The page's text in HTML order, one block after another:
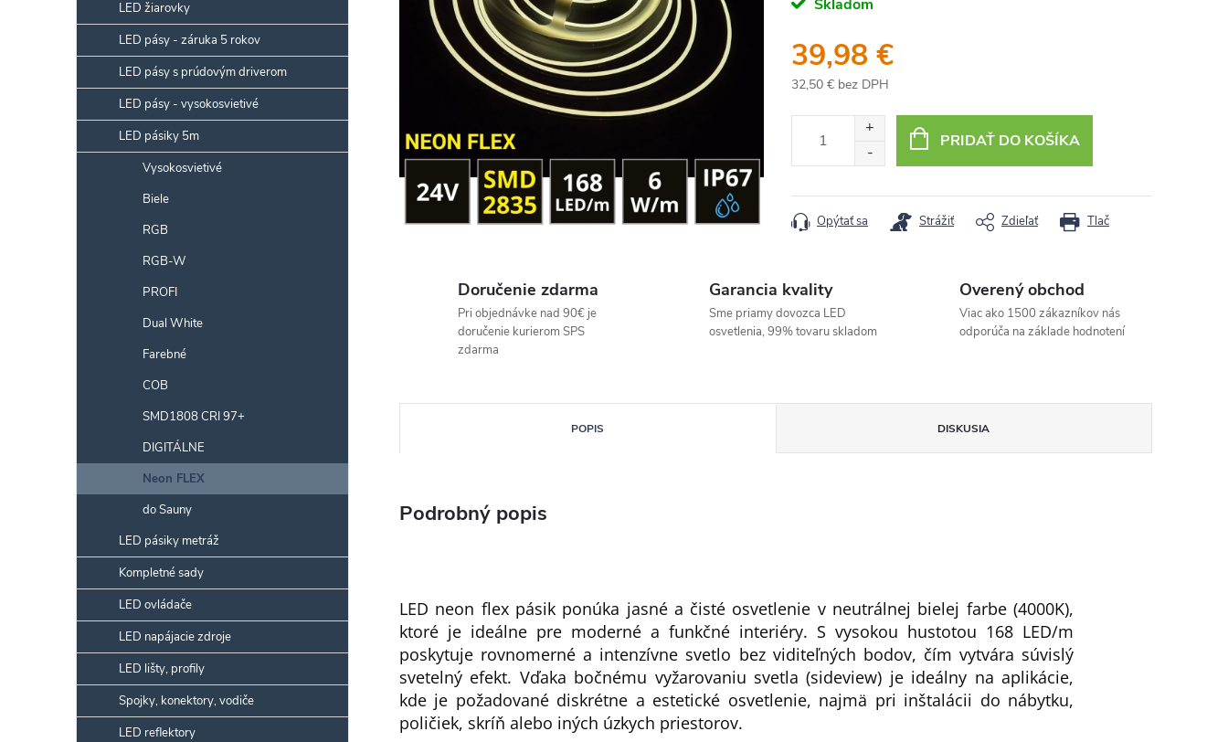
a
n
e
LED žiarovky
LED pásy - záruka 5 rokov
LED pásy s prúdovým driverom
LED pásy - vysokosvietivé
LED pásiky 5m
Vysokosvietivé
Biele
RGB
RGB-W
PROFI
Dual White
Farebné
COB
SMD1808 CRI 97+
DIGITÁLNE
Neon FLEX
do Sauny
LED pásiky metráž
Kompletné sady
LED ovládače
LED napájacie zdroje
LED lišty, profily
Spojky, konektory, vodiče
LED reflektory
Skladom
39,98 €
32,50 € bez DPH
cena:
PRIDAŤ DO KOŠÍKA
Tlač
Opýtať sa Strážiť Zdieľať
Doručenie zdarma
Pri objednávke nad 90€ je
doručenie kurierom SPS
zdarma
Garancia kvality
Sme priamy dovozca LED
osvetlenia, 99% tovaru skladom
Overený obchod
Viac ako 1500 zákazníkov nás
odporúča na základe hodnotení
POPIS DISKUSIA
Podrobný popis
LED neon flex pásik ponúka jasné a čisté osvetlenie v neutrálnej bielej farbe (4000K),
ktoré je ideálne pre moderné a funkčné interiéry. S vysokou hustotou 168 LED/m
poskytuje rovnomerné a intenzívne svetlo bez viditeľných bodov, čím vytvára súvislý
svetelný efekt. Vďaka bočnému vyžarovaniu svetla (sideview) je ideálny na aplikácie,
kde je požadované diskrétne a estetické osvetlenie, najmä pri inštalácii do nábytku,
poličiek, skríň alebo iných úzkych priestorov.